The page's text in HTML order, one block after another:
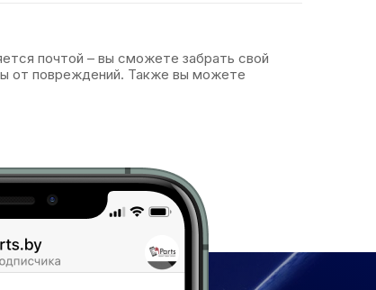
почтой – вы сможете забрать свой
от повреждений. Также вы можете